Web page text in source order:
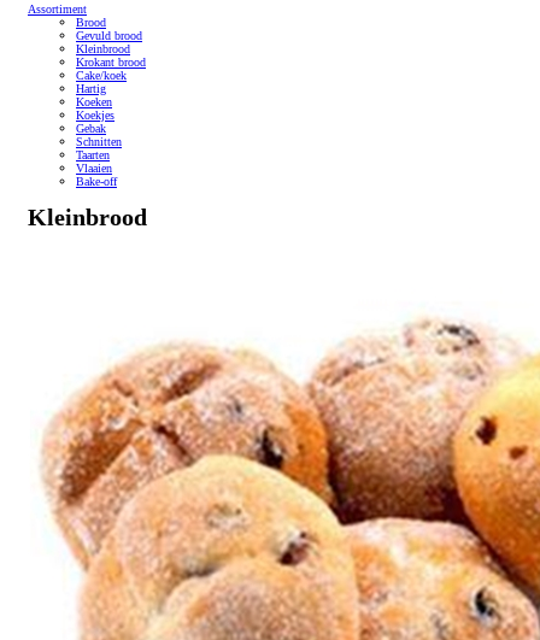
Assortiment
Brood
Gevuld brood
Kleinbrood
Krokant brood
Cake/koek
Hartig
Koeken
Koekjes
Gebak
Schnitten
Taarten
Vlaaien
Bake-off
Kleinbrood